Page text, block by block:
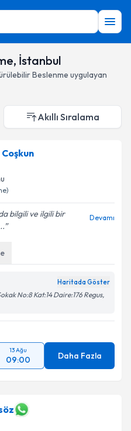
İstanbul
Beslenme uygulayan
Akıllı Sıralama
bilgili ve ilgili bir
Devamı
Haritada Göster
No:8 Kat:14 Daire:176 Regus,
13 Ağu
09:00 Daha Fazla